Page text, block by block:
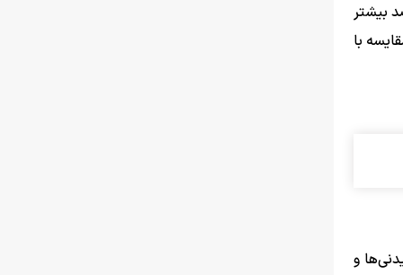
کشور ۸۳.۹ درصد بوده است؛ یعنی خانوارهای کشور به طور میانگین ۸۳.۹ درصد بیشتر
و خدمات یکسان» هزینه کرده‌اند. تورم نقطه به نقطه اردیبهشت ماه ۱۴۰۵ در مقایسه با
آشامیدنی‌ها و